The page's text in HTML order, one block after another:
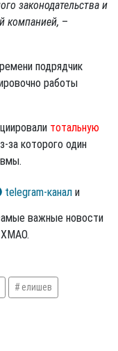
законодательства и
компанией, –
подрядчик
работы
тотальную
за которого один
telegram-канал и
важные новости
ХМАО.
елишев